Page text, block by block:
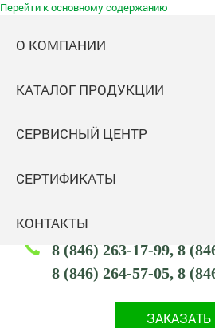
Перейти к основному содержанию
Адрес: 443047,
ул. Тамбовская, 2
8 (846) 263-17-99 8
8 (846) 264-57-05 8
ЗАКАЗАТЬ
О КОМПАНИИ
КАТАЛОГ ПРОДУКЦИИ
СЕРВИСНЫЙ ЦЕНТР
СЕРТИФИКАТЫ
КОНТАКТЫ